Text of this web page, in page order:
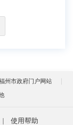
州市政府门户网站
使用帮助